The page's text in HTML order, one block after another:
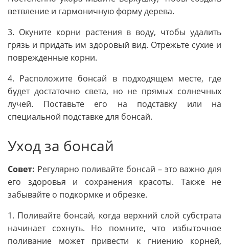
ветвление и гармоничную форму дерева.
3. Окуните корни растения в воду, чтобы удалить
грязь и придать им здоровый вид. Отрежьте сухие и
поврежденные корни.
4. Расположите бонсай в подходящем месте, где
будет достаточно света, но не прямых солнечных
лучей. Поставьте его на подставку или на
специальной подставке для бонсай.
Уход за бонсай
Совет: Регулярно поливайте бонсай – это важно для
его здоровья и сохранения красоты. Также не
забывайте о подкормке и обрезке.
1. Поливайте бонсай, когда верхний слой субстрата
начинает сохнуть. Но помните, что избыточное
поливание может привести к гниению корней,